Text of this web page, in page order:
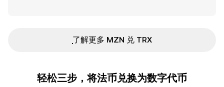
ִִִִִִִִִִִִִִִִִִִִִִִִִִִִִִִִִִִִִִִִִִִִִִִ了解更多 MZN 兑 TRX
轻松三步，将法币兑换为数字代币